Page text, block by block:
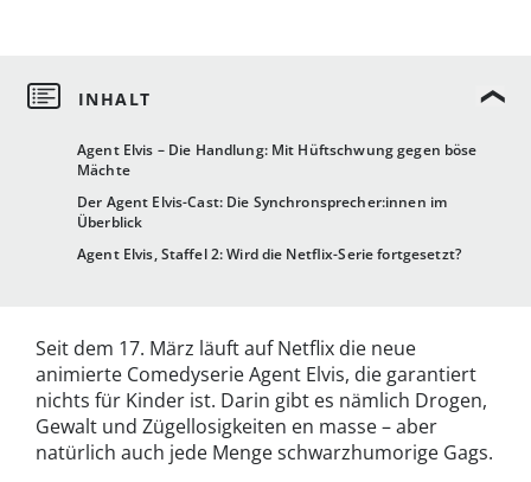
Agent Elvis – Die Handlung: Mit Hüftschwung gegen böse
Mächte
Der Agent Elvis-Cast: Die Synchronsprecher:innen im
Überblick
Agent Elvis, Staffel 2: Wird die Netflix-Serie fortgesetzt?
Seit dem 17. März läuft auf Netflix die neue
animierte Comedyserie Agent Elvis, die garantiert
nichts für Kinder ist. Darin gibt es nämlich Drogen,
Gewalt und Zügellosigkeiten en masse – aber
natürlich auch jede Menge schwarzhumorige Gags.